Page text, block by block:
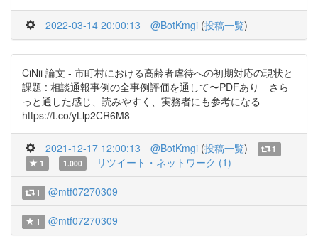
2022-03-14 20:00:13 @BotKmgi (投稿一覧)
CiNii 論文 - 市町村における高齢者虐待への初期対応の現状と
課題 : 相談通報事例の全事例評価を通して〜PDFあり さら
っと通した感じ、読みやすく、実務者にも参考になる
https://t.co/yLlp2CR6M8
2021-12-17 12:00:13 @BotKmgi (投稿一覧)
1
1
1.000 リツイート・ネットワーク (1)
1 @mtf07270309
1 @mtf07270309